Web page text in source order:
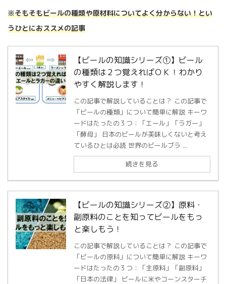
※そもそもビールの種類や原材料についてよく分からない！とい
うひとにおススメの記事
【ビールの知識シリーズ①】ビール
の種類は２つ覚えればＯＫ！わかり
やすく解説します！
この記事で解説していることは？ この記事で
「ビールの種類」について簡単に解説 キーワ
ードはたったの３つ：「エール」「ラガー」
「酵母」 日本のビールが美味しくないと考え
ているひとは必読 世界のビールブラ ...
続きを見る
【ビールの知識シリーズ②】原料・
副原料のことを知ってビールをもっ
と楽しもう！
この記事で解説していることは？ この記事で
「ビールの原料」について簡単に解説 キーワ
ードはたったの３つ：「主原料」「副原料」
「日本の法律」 ビールに米やコーンスターチ